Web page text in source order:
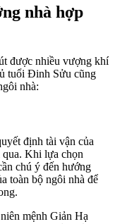
nhà hợp
được nhiều vượng khí
tuổi Đinh Sửu cũng
nhà:
định tài vận của
Khi lựa chọn
chú ý đến hướng
toàn bộ ngôi nhà để
mệnh Giản Hạ